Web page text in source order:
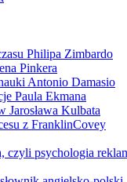
Philipa Zimbardo
Pinkera
Antonio Damasio
Paula Ekmana
Jarosława Kulbata
z FranklinCovey
czyli psychologia